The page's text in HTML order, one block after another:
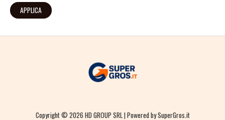
APPLICA
Copyright © 2026 HD GROUP SRL | Powered by SuperGros.it